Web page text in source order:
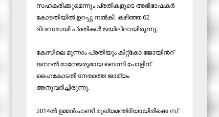
സഹകരിക്കുമെന്നും പ്രതികളുടെ അഭിഭാഷകർ
കോടതിയിൽ ഉറപ്പു നൽകി. കഴിഞ്ഞ 62
ദിവസമായി പ്രതികൾ ജയിലിലായിരുന്നു.
കേസിലെ മൂന്നാം പ്രതിയും കിറ്റ്കോ ജോയിൻറ്
ജനറൽ മാനേജരുമായ ബെന്നി പോളിന്
ഹൈകോടതി നേരത്തെ ജാമ്യം
അനുവദിച്ചിരുന്നു.
2014ൽ ​ഉ​മ്മ​ൻചാ​ണ്ടി മു​ഖ്യ​മ​ന്ത്രി​യാ​യി​രി​ക്കെ സ്​​